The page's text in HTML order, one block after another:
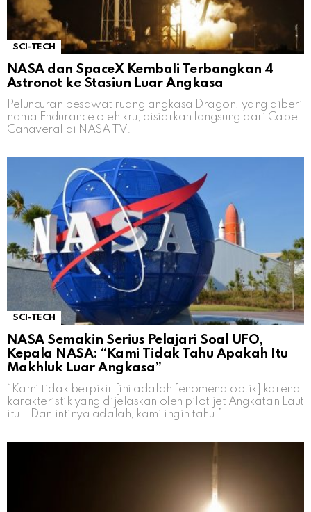
SCI-TECH
NASA dan SpaceX Kembali Terbangkan 4
Astronot ke Stasiun Luar Angkasa
Peluncuran pesawat ruang angkasa Dragon, yang diberi
nama Endurance oleh kru, disiarkan langsung dari Cape
Canaveral di NASA TV.
SCI-TECH
NASA Semakin Serius Pelajari Soal UFO,
Kepala NASA: “Kami Tidak Tahu Apakah Itu
Makhluk Luar Angkasa”
“Kami tidak berpikir [ini adalah fenomena optik] karena
karakteristik yang dijelaskan oleh pilot jet Angkatan Laut
itu … Dan intinya adalah, kami ingin tahu.”